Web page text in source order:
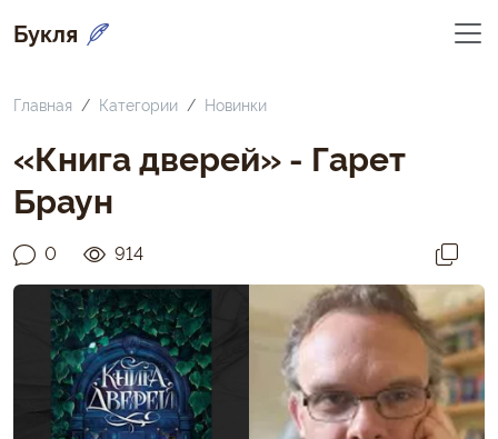
Букля
Главная Категории Новинки
«Книга дверей» - Гарет
Браун
0 914